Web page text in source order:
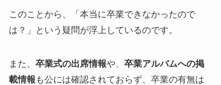
このことから、「本当に卒業できなかったので
は？」という疑問が浮上しているのです。
また、 卒業式の出席情報や、 卒業アルバムへの掲
載情報 も公には確認されておらず、卒業の有無は